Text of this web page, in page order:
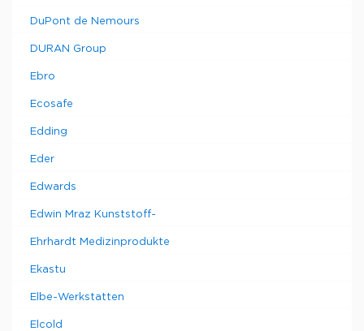
DuPont de Nemours
DURAN Group
Ebro
Ecosafe
Edding
Eder
Edwards
Edwin Mraz Kunststoff-
Ehrhardt Medizinprodukte
Ekastu
Elbe-Werkstatten
Elcold